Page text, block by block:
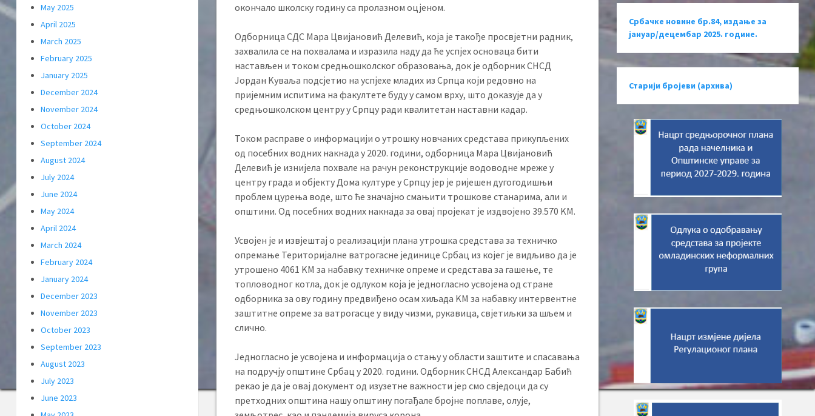
окончало школску годину са пролазном оцјеном.
Одборница СДС Мара Цвијановић Делевић, која је такође просвјетни радник,
захвалила се на похвалама и изразила наду да ће успјех основаца бити
настављен и током средњошколског образовања, док је одборник СНСД
Јордан Kуваља подсјетио на успјехе младих из Српца који редовно на
пријемним испитима на факултете буду у самом врху, што доказује да у
средњошколском центру у Српцу ради квалитетан наставни кадар.
Током расправе о информацији о утрошку новчаних средстава прикупљених
од посебних водних накнада у 2020. години, одборница Мара Цвијановић
Делевић је изнијела похвале на рачун реконструкције водоводне мреже у
центру града и објекту Дома културе у Српцу јер је ријешен дугогодишњи
проблем цурења воде, што ће значајно смањити трошкове станарима, али и
општини. Од посебних водних накнада за овај пројекат је издвојено 39.570 KМ.
Усвојен је и извјештај о реализацији плана утрошка средстава за техничко
опремање Територијалне ватрогасне јединице Србац из којег је видљиво да је
утрошено 4061 KМ за набавку техничке опреме и средстава за гашење, те
топловодног котла, док је одлуком која је једногласно усвојена од стране
одборника за ову годину предвиђено осам хиљада KМ за набавку интервентне
заштитне опреме за ватрогасце у виду чизми, рукавица, свјетиљки за шљем и
слично.
Једногласно је усвојена и информација о стању у области заштите и спасавања
на подручју општине Србац у 2020. години. Одборник СНСД Александар Бабић
рекао је да је овај документ од изузетне важности јер смо свједоци да су
претходних општина нашу општину погађале бројне поплаве, олује,
May 2025
April 2025
March 2025
February 2025
January 2025
December 2024
November 2024
October 2024
September 2024
August 2024
July 2024
June 2024
May 2024
April 2024
March 2024
February 2024
January 2024
December 2023
November 2023
October 2023
September 2023
August 2023
July 2023
June 2023
Србачке новине бр.84, издање за
јануар/децембар 2025. године.
Старији бројеви (архива)